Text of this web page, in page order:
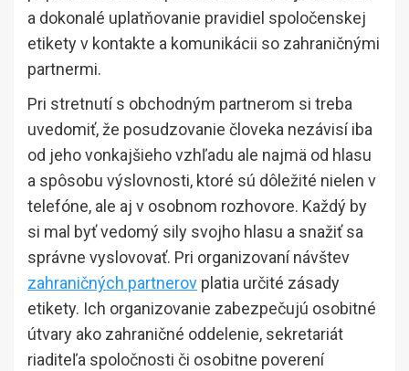
a dokonalé uplatňovanie pravidiel spoločenskej
etikety v kontakte a komunikácii so zahraničnými
partnermi.
Pri stretnutí s obchodným partnerom si treba
uvedomiť, že posudzovanie človeka nezávisí iba
od jeho vonkajšieho vzhľadu ale najmä od hlasu
a spôsobu výslovnosti, ktoré sú dôležité nielen v
telefóne, ale aj v osobnom rozhovore. Každý by
si mal byť vedomý sily svojho hlasu a snažiť sa
správne vyslovovať. Pri organizovaní návštev
zahraničných partnerov platia určité zásady
etikety. Ich organizovanie zabezpečujú osobitné
útvary ako zahraničné oddelenie, sekretariát
riaditeľa spoločnosti či osobitne poverení